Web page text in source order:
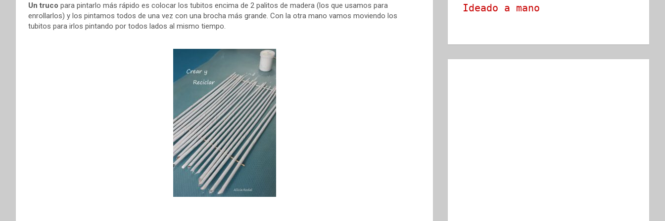
Un truco para pintarlo más rápido es colocar los tubitos encima de 2 palitos de madera (los que usamos para
enrollarlos) y los pintamos todos de una vez con una brocha más grande. Con la otra mano vamos moviendo los
tubitos para irlos pintando por todos lados al mismo tiempo.
Ideado a mano